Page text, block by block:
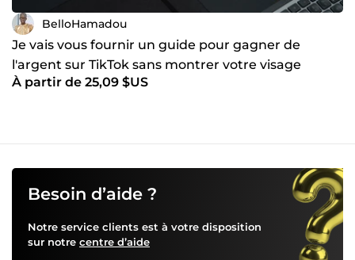
BelloHamadou
Je vais vous fournir un guide pour gagner de
l'argent sur TikTok sans montrer votre visage
À partir de 25,09 $US
Besoin d’aide ?
Notre service clients est à votre disposition
sur notre centre d’aide